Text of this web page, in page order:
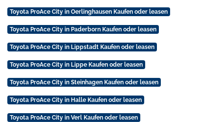
Toyota ProAce City in Oerlinghausen Kaufen oder leasen
Toyota ProAce City in Paderborn Kaufen oder leasen
Toyota ProAce City in Lippstadt Kaufen oder leasen
Toyota ProAce City in Lippe Kaufen oder leasen
Toyota ProAce City in Steinhagen Kaufen oder leasen
Toyota ProAce City in Halle Kaufen oder leasen
Toyota ProAce City in Verl Kaufen oder leasen